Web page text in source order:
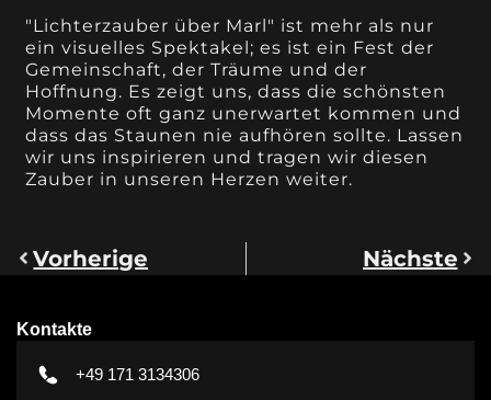
"Lichterzauber über Marl" ist mehr als nur
ein visuelles Spektakel; es ist ein Fest der
Gemeinschaft, der Träume und der
Hoffnung. Es zeigt uns, dass die schönsten
Momente oft ganz unerwartet kommen und
dass das Staunen nie aufhören sollte. Lassen
wir uns inspirieren und tragen wir diesen
Zauber in unseren Herzen weiter.
Vorherige Nächste
Kontakte
+49 171 3134306